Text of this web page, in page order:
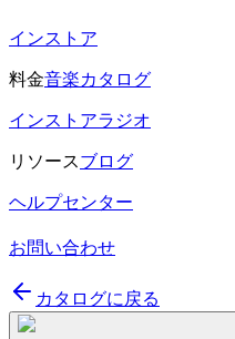
インストア
料金音楽カタログ
インストアラジオ
リソースブログ
ヘルプセンター
お問い合わせ
カタログに戻る